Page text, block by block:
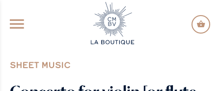
GO TO PRINCIPAL CONTENT
SHEET MUSIC